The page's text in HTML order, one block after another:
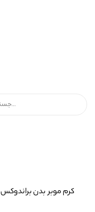
کرم موبر بدن